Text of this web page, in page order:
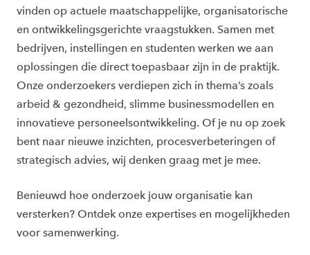
vinden op actuele maatschappelijke, organisatorische
en ontwikkelingsgerichte vraagstukken. Samen met
bedrijven, instellingen en studenten werken we aan
oplossingen die direct toepasbaar zijn in de praktijk.
Onze onderzoekers verdiepen zich in thema’s zoals
arbeid & gezondheid, slimme businessmodellen en
innovatieve personeelsontwikkeling. Of je nu op zoek
bent naar nieuwe inzichten, procesverbeteringen of
strategisch advies, wij denken graag met je mee.
Benieuwd hoe onderzoek jouw organisatie kan
versterken? Ontdek onze expertises en mogelijkheden
voor samenwerking.